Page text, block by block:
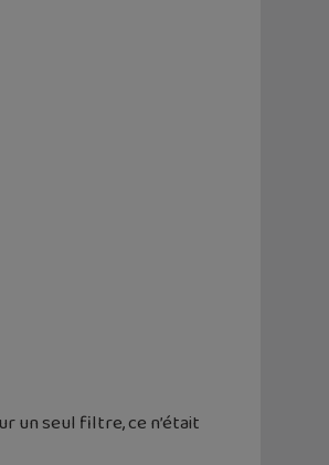
un seul filtre, ce n’était